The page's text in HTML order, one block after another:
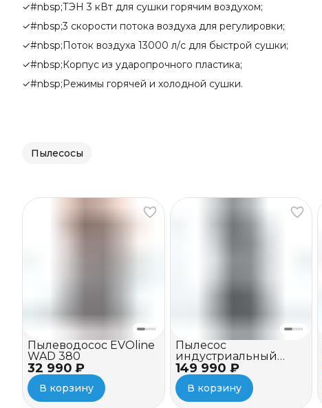
✓#nbsp;ТЭН 3 кВт для сушки горячим воздухом;
✓#nbsp;3 скорости потока воздуха для регулировки;
✓#nbsp;Поток воздуха 13000 л/с для быстрой сушки;
✓#nbsp;Корпус из ударопрочного пластика;
✓#nbsp;Режимы горячей и холодной сушки.
Пылесосы
32 990 ₽
Пылеводосос EVOline
WAD 380
В корзину
149 990 ₽
Пылесос
индустриальный
EVOline IVC 3100-36
В корзину